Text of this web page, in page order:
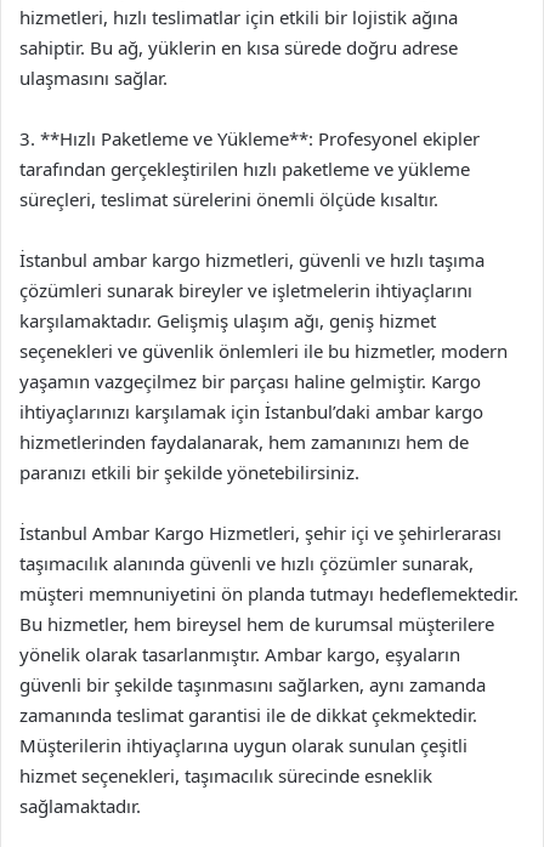
hizmetleri, hızlı teslimatlar için etkili bir lojistik ağına
sahiptir. Bu ağ, yüklerin en kısa sürede doğru adrese
ulaşmasını sağlar.
3. **Hızlı Paketleme ve Yükleme**: Profesyonel ekipler
tarafından gerçekleştirilen hızlı paketleme ve yükleme
süreçleri, teslimat sürelerini önemli ölçüde kısaltır.
İstanbul ambar kargo hizmetleri, güvenli ve hızlı taşıma
çözümleri sunarak bireyler ve işletmelerin ihtiyaçlarını
karşılamaktadır. Gelişmiş ulaşım ağı, geniş hizmet
seçenekleri ve güvenlik önlemleri ile bu hizmetler, modern
yaşamın vazgeçilmez bir parçası haline gelmiştir. Kargo
ihtiyaçlarınızı karşılamak için İstanbul’daki ambar kargo
hizmetlerinden faydalanarak, hem zamanınızı hem de
paranızı etkili bir şekilde yönetebilirsiniz.
İstanbul Ambar Kargo Hizmetleri, şehir içi ve şehirlerarası
taşımacılık alanında güvenli ve hızlı çözümler sunarak,
müşteri memnuniyetini ön planda tutmayı hedeflemektedir.
Bu hizmetler, hem bireysel hem de kurumsal müşterilere
yönelik olarak tasarlanmıştır. Ambar kargo, eşyaların
güvenli bir şekilde taşınmasını sağlarken, aynı zamanda
zamanında teslimat garantisi ile de dikkat çekmektedir.
Müşterilerin ihtiyaçlarına uygun olarak sunulan çeşitli
hizmet seçenekleri, taşımacılık sürecinde esneklik
sağlamaktadır.